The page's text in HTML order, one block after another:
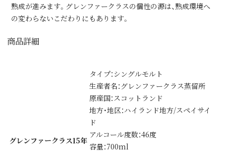
熟成が進みます。グレンファークラスの個性の源は、熟成環境へ
の変わらないこだわりにもあります。
商品詳細
グレンファークラス15年
タイプ：シングルモルト
生産者名：グレンファークラス蒸留所
原産国：スコットランド
地方・地区：ハイランド地方/スペイサイ
ド
アルコール度数：46度
容量：700ml